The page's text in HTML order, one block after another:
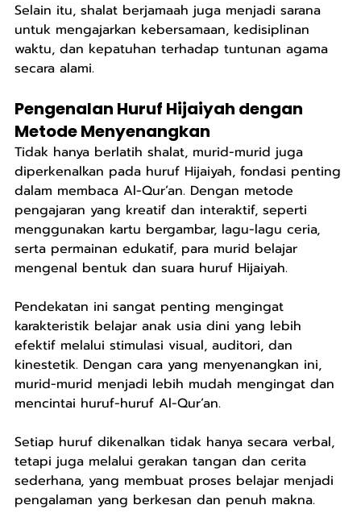
Selain itu, shalat berjamaah juga menjadi sarana
untuk mengajarkan kebersamaan, kedisiplinan
waktu, dan kepatuhan terhadap tuntunan agama
secara alami.
Pengenalan Huruf Hijaiyah dengan
Metode Menyenangkan
Tidak hanya berlatih shalat, murid-murid juga
diperkenalkan pada huruf Hijaiyah, fondasi penting
dalam membaca Al-Qur’an. Dengan metode
pengajaran yang kreatif dan interaktif, seperti
menggunakan kartu bergambar, lagu-lagu ceria,
serta permainan edukatif, para murid belajar
mengenal bentuk dan suara huruf Hijaiyah.
Pendekatan ini sangat penting mengingat
karakteristik belajar anak usia dini yang lebih
efektif melalui stimulasi visual, auditori, dan
kinestetik. Dengan cara yang menyenangkan ini,
murid-murid menjadi lebih mudah mengingat dan
mencintai huruf-huruf Al-Qur’an.
Setiap huruf dikenalkan tidak hanya secara verbal,
tetapi juga melalui gerakan tangan dan cerita
sederhana, yang membuat proses belajar menjadi
pengalaman yang berkesan dan penuh makna.